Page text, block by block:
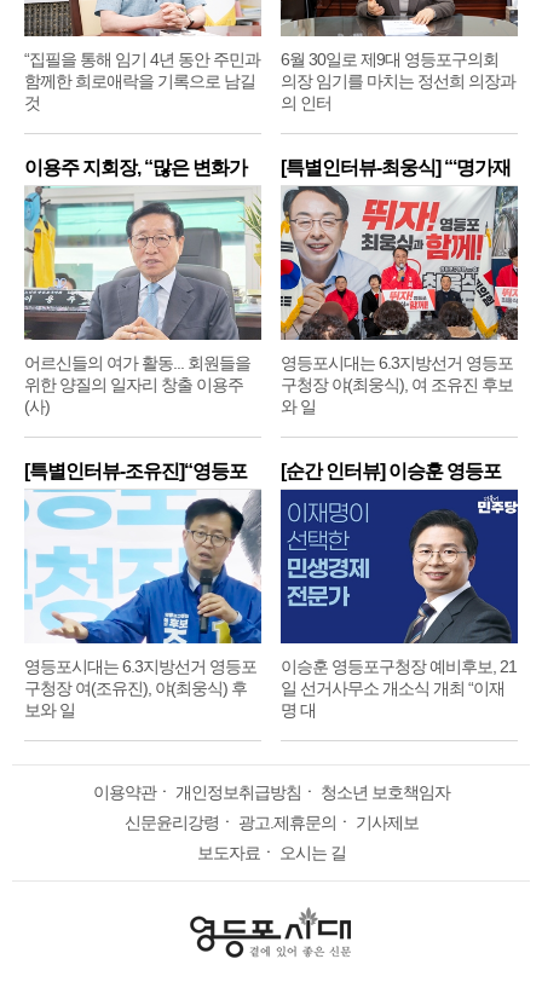
“집필을 통해 임기 4년 동안 주민과
함께한 희로애락을 기록으로 남길
것
6월 30일로 제9대 영등포구의회
의장 임기를 마치는 정선희 의장과
의 인터
이용주 지회장, “많은 변화가
어르신들의 여가 활동... 회원들을
위한 양질의 일자리 창출 이용주
(사)
[특별인터뷰-최웅식] “‘명가재
영등포시대는 6.3지방선거 영등포
구청장 야(최웅식), 여 조유진 후보
와 일
[특별인터뷰-조유진]“영등포
구
영등포시대는 6.3지방선거 영등포
구청장 여(조유진), 야(최웅식) 후
보와 일
[순간 인터뷰] 이승훈 영등포
구
이승훈 영등포구청장 예비후보, 21
일 선거사무소 개소식 개최 “이재
명 대
이용약관ㆍ 개인정보취급방침 ㆍ 청소년 보호책임자
신문윤리강령 ㆍ 광고.제휴문의 ㆍ 기사제보
보도자료ㆍ 오시는 길